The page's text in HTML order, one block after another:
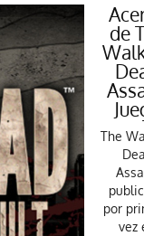
de
The
por
vez